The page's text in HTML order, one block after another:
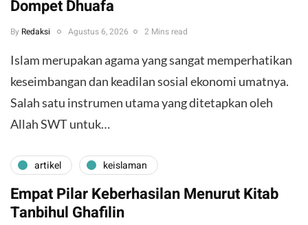
Dompet Dhuafa
By Redaksi Agustus 6, 2026 2 Mins read
Islam merupakan agama yang sangat memperhatikan
keseimbangan dan keadilan sosial ekonomi umatnya.
Salah satu instrumen utama yang ditetapkan oleh
Allah SWT untuk…
artikel keislaman
Empat Pilar Keberhasilan Menurut Kitab
Tanbihul Ghafilin